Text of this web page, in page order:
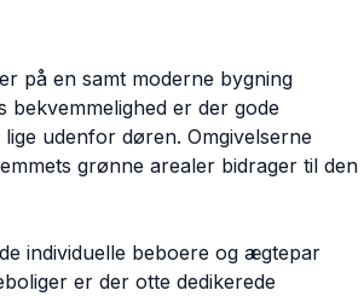
på en samt moderne bygning
er der gode
udenfor døren. Omgivelserne
grønne arealer bidrager til den
individuelle beboere og ægtepar
er der otte dedikerede